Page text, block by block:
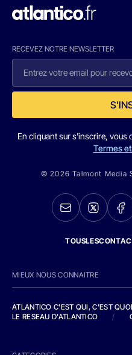
RECEVEZ NOTRE NEWSLETTER
En cliquant sur s'inscrire, vous
Termes
© 2026 Talmont Media
MIEUX NOUS CONNAITRE
ATLANTICO C'EST QUI, C'EST
LE RESEAU D'ATLANTICO
/